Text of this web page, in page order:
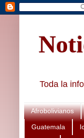
Toda la
Afrobolivianos
Guatemala